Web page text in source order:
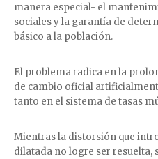
manera especial- el
sociales y la garantía de
básico a la población.
El problema radica en la
de cambio oficial
tanto en el sistema de tasas
Mientras la distorsión que
dilatada no logre ser